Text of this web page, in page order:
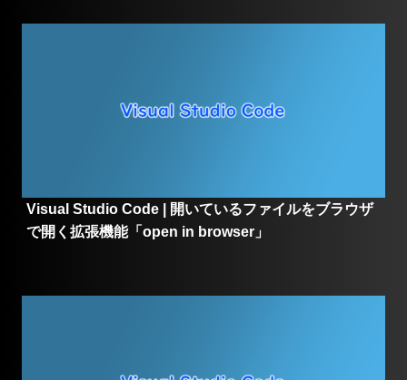
Visual Studio Code | 開いているファイルをブラウザ
で開く拡張機能「open in browser」